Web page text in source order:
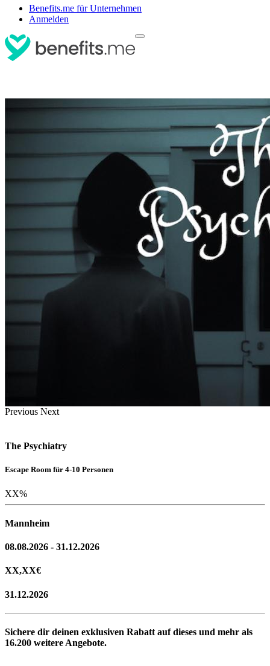
Benefits.me für Unternehmen
Anmelden
Previous Next
The Psychiatry
Escape Room für 4-10 Personen
XX%
Mannheim
08.08.2026 - 31.12.2026
XX,XX€
31.12.2026
Sichere dir deinen exklusiven Rabatt auf dieses und mehr als
16.200 weitere Angebote.